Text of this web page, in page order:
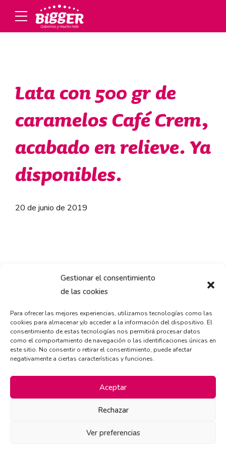
Gestionar el consentimiento
de las cookies
Para ofrecer las mejores experiencias, utilizamos tecnologías como las
cookies para almacenar y/o acceder a la información del dispositivo. El
consentimiento de estas tecnologías nos permitirá procesar datos
como el comportamiento de navegación o las identificaciones únicas en
este sitio. No consentir o retirar el consentimiento, puede afectar
negativamente a ciertas características y funciones.
Aceptar
Rechazar
Ver preferencias
Lata con 500 gr de
caramelos Café Crem,
acabado en relieve. Ya
disponibles.
20 de junio de 2019